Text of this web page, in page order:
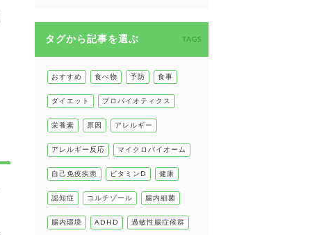
甲状腺
肌
肝臓の健康
腸の健康
健康食
タグから記事を選ぶ TAGS
おすすめ 食べ物 予防 食事
ダイエット プロバイオティクス
栄養素 原因 アレルギー
アレルギー反応 マイクロバイオーム
自己免疫疾患 ビタミンD 健康
認知症 コルチゾール 腸内細菌
腸内環境 ADHD 過敏性腸症候群